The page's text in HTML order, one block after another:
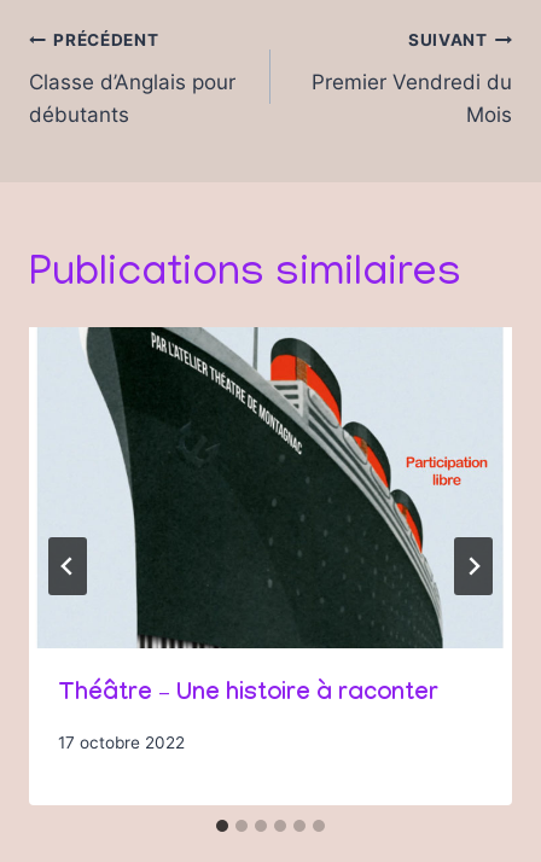
Navigation
de
l’article
PRÉCÉDENT
Classe d’Anglais pour
débutants
SUIVANT
Premier Vendredi du
Mois
Publications similaires
Théâtre – Une histoire à raconter
17 octobre 2022